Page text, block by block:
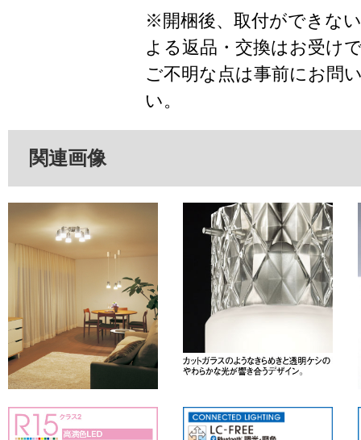
※開梱後、取付ができな
よる返品・交換はお受け
ご不明な点は事前にお問
い。
関連画像